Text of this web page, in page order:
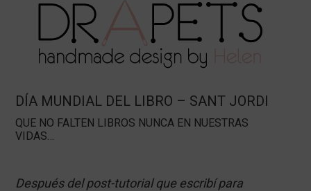
principal
DÍA MUNDIAL DEL LIBRO – SANT JORDI
QUE NO FALTEN LIBROS NUNCA EN NUESTRAS
VIDAS…
Después del post-tutorial que escribí para